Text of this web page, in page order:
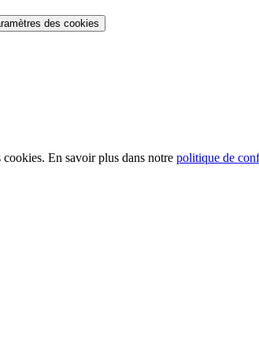
des cookies
En savoir plus dans notre politique de